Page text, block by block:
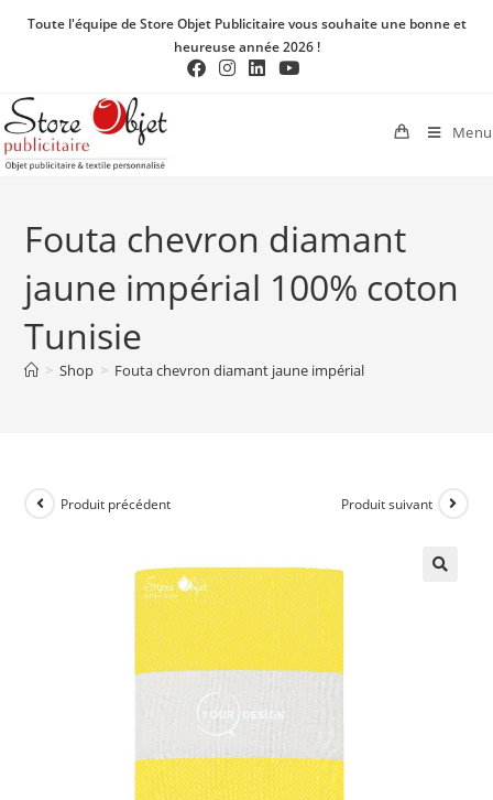
Toute l'équipe de Store Objet Publicitaire vous souhaite une bonne et
heureuse année 2026 !
Menu
Fouta chevron diamant
jaune impérial 100% coton
Tunisie
> Shop > Fouta chevron diamant jaune impérial
Produit précédent Produit suivant